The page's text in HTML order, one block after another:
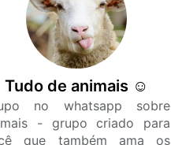
Tudo de animais ☺️
no whatsapp sobre
- grupo criado para
que também ama os